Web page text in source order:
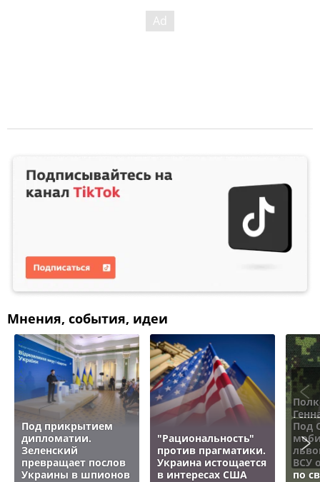
Мнения, события, идеи
Под прикрытием
дипломатии.
Зеленский
превращает послов
Украины в шпионов
"Рациональность"
против прагматики.
Украина истощается
в интересах США
Под
ВСУ
по